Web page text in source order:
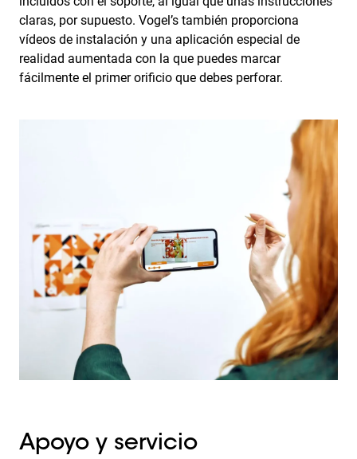
claras, por supuesto. Vogel’s también proporciona
vídeos de instalación y una aplicación especial de
realidad aumentada con la que puedes marcar
fácilmente el primer orificio que debes perforar.
Apoyo y servicio